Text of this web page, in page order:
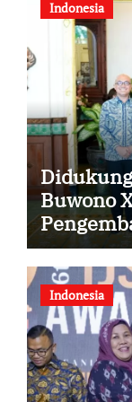
Indonesia
Buwono
Tol
Indonesia